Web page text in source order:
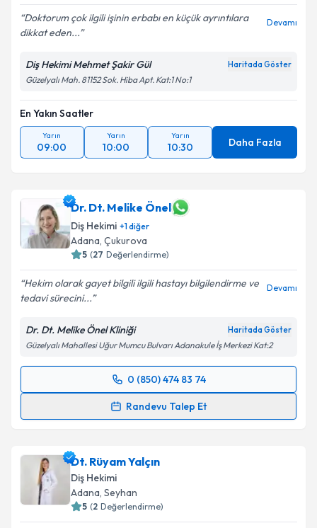
Doktorum çok ilgili işinin erbabı en küçük ayrıntılara
dikkat eden...
Devamı
Diş Hekimi Mehmet Şakir Gül Haritada Göster
Güzelyalı Mah. 81152 Sok. Hiba Apt. Kat:1 No:1
En Yakın Saatler
Yarın
09:00
Yarın
10:00
Yarın
10:30 Daha Fazla
Dr. Dt. Melike Önel
Diş Hekimi +1diğer
Adana, Çukurova
5 (27 Değerlendirme)
Hekim olarak gayet bilgili ilgili hastayı bilgilendirme ve
tedavi sürecini...
Devamı
Dr. Dt. Melike Önel Kliniği Haritada Göster
Güzelyalı Mahallesi Uğur Mumcu Bulvarı Adanakule İş Merkezi Kat:2
0 (850) 474 83 74
Randevu Talep Et
Randevu Takvimi Talebi
takvim hazırlandığında e-posta ile bilgilendireceğiz.
E-posta Adresiniz
Dt. Rüyam Yalçın
Diş Hekimi
Adana, Seyhan
5 (2 Değerlendirme)